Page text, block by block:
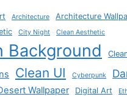
Architecture
Architecture
City Night Clean Aesthetic
Background
Clean UI Cyberpunk
Wallpaper Digital Art